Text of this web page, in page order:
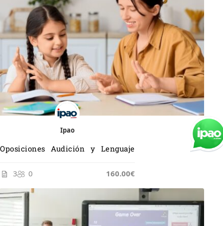
Ipao
Oposiciones Audición y Lenguaje
3 0 160.00€